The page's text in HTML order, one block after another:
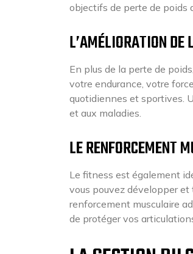
objectifs de perte de poids
L’AMÉLIORATION
En plus de la perte de
votre endurance, votre
quotidiennes et sportives.
et aux maladies.
LE RENFORCEMENT
Le fitness est également
vous pouvez développer et
renforcement musculaire
de protéger vos